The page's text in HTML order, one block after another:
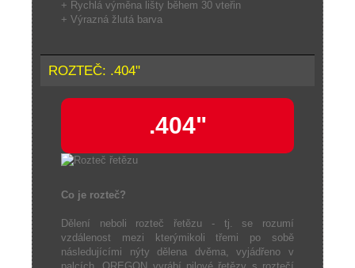
+ Rychlá výměna lišty během 30 vteřin
+ Výrazná žlutá barva
ROZTEČ: .404"
.404"
Co je rozteč?
Dělení neboli rozteč řetězu - tj. se rozumí
vzdálenost mezi kterýmikoli třemi po sobě
následujícími nýty dělena dvěma, vyjádřeno v